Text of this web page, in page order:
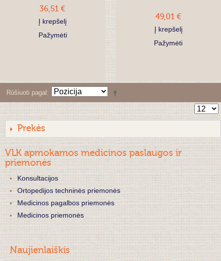
36,51 €
Į krepšelį
Pažymėti
49,01 €
Į krepšelį
Pažymėti
Rūšiuoti pagal
Prekės
VLK apmokamos medicinos paslaugos ir
priemonės
Konsultacijos
Ortopedijos techninės priemonės
Medicinos pagalbos priemonės
Medicinos priemonės
Naujienlaiškis